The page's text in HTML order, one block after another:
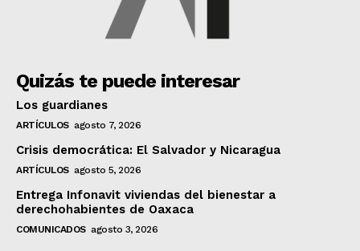
Quizás te puede interesar
Los guardianes
ARTÍCULOS agosto 7, 2026
Crisis democrática: El Salvador y Nicaragua
ARTÍCULOS agosto 5, 2026
Entrega Infonavit viviendas del bienestar a
derechohabientes de Oaxaca
COMUNICADOS agosto 3, 2026